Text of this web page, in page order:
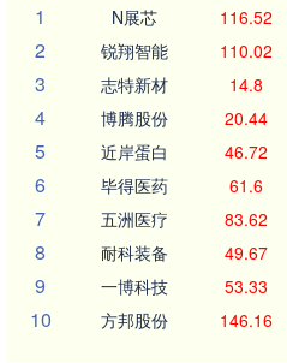
1
N展芯 116.52
2 锐翔智能 110.02
3 志特新材 14.8
4 博腾股份 20.44
5 近岸蛋白 46.72
6 毕得医药 61.6
7 五洲医疗 83.62
8 耐科装备 49.67
9 一博科技 53.33
10 方邦股份 146.16